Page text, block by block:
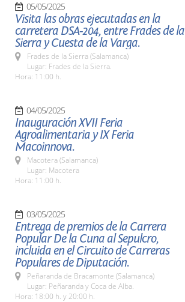
05/05/2025
Visita las obras ejecutadas en la
carretera DSA-204, entre Frades de la
Sierra y Cuesta de la Varga.
Frades de la Sierra (Salamanca)
Lugar: Frades de la Sierra.
Hora: 11:00 h.
04/05/2025
Inauguración XVII Feria
Agroalimentaria y IX Feria
Macoinnova.
Macotera (Salamanca)
Lugar: Macotera
Hora: 11:00 h.
03/05/2025
Entrega de premios de la Carrera
Popular De la Cuna al Sepulcro,
incluida en el Circuito de Carreras
Populares de Diputación.
Peñaranda de Bracamonte (Salamanca)
Lugar: Peñaranda y Coca de Alba.
Hora: 18:00 h. y 20:00 h.